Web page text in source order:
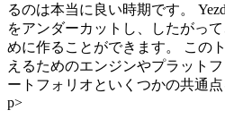
るのは本当に良い時期です。
をアンダーカットし、したがっ
めに作ることができます。 この
えるためのエンジンやプラット
ートフォリオといくつかの共通
p>